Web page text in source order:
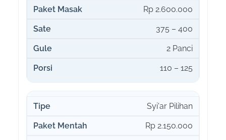
Rp 2.600.000
375 – 400
2 Panci
110 – 125
Syi'ar Pilihan
Rp 2.150.000